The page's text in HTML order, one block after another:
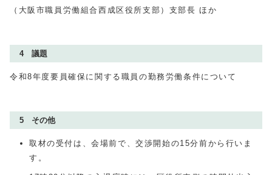
（大阪市職員労働組合西成区役所支部）支部長 ほか
4 議題
令和8年度要員確保に関する職員の勤務労働条件について
5 その他
取材の受付は、会場前で、交渉開始の15分前から行いま
す。